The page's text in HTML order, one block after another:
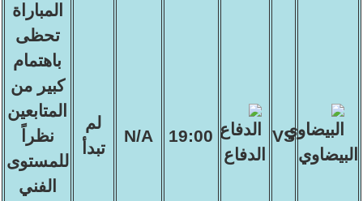
البيضاوي
VS
الدفاع
19:00
N/A
لم
تبدأ
المباراة
تحظى
باهتمام
كبير من
المتابعين
نظراً
للمستوى
الفني